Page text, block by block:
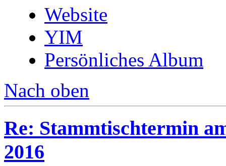
Website
YIM
Persönliches Album
Nach oben
Re: Stammtischtermin
2016